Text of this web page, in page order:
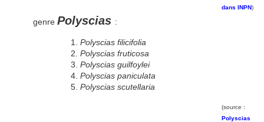
dans INPN)
genre Polyscias :
Polyscias filicifolia
Polyscias fruticosa
Polyscias guilfoylei
Polyscias paniculata
Polyscias scutellaria
(source :
Polyscias